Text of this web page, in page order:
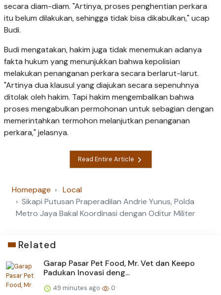
secara diam-diam. "Artinya, proses penghentian perkara
itu belum dilakukan, sehingga tidak bisa dikabulkan," ucap
Budi.
Budi mengatakan, hakim juga tidak menemukan adanya
fakta hukum yang menunjukkan bahwa kepolisian
melakukan penanganan perkara secara berlarut-larut.
"Artinya dua klausul yang diajukan secara sepenuhnya
ditolak oleh hakim. Tapi hakim mengembalikan bahwa
proses mengabulkan permohonan untuk sebagian dengan
memerintahkan termohon melanjutkan penanganan
perkara," jelasnya.
Read Entire Article
Homepage
Local
Sikapi Putusan Praperadilan Andrie Yunus, Polda
Metro Jaya Bakal Koordinasi dengan Oditur Militer
Related
Garap Pasar Pet Food, Mr. Vet dan Keepo
Padukan Inovasi deng...
49 minutes ago 0